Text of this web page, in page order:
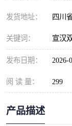
发货地址： 四川
关键词： 宣汉
发布日期： 2026-
阅 读 量： 299
产品描述